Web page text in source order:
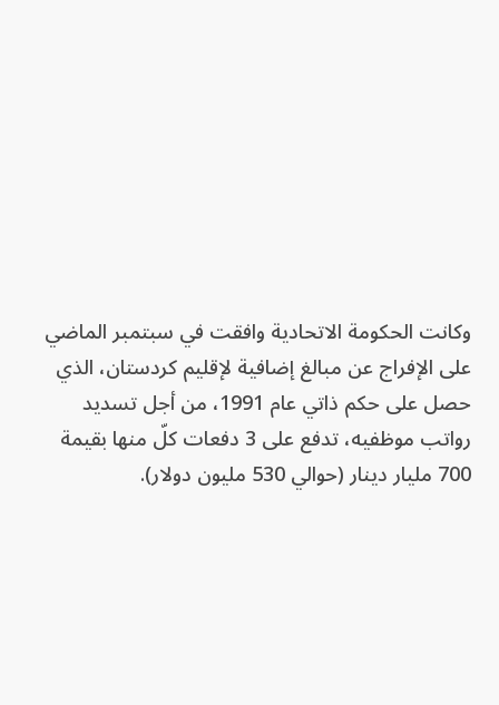
وكانت الحكومة الاتحادية وافقت في سبتمبر الماضي
على الإفراج عن مبالغ إضافية لإقليم كردستان، الذي
حصل على حكم ذاتي عام 1991، من أجل تسديد
رواتب موظفيه، تدفع على 3 دفعات كلّ منها بقيمة
700 مليار دينار (حوالي 530 مليون دولار).